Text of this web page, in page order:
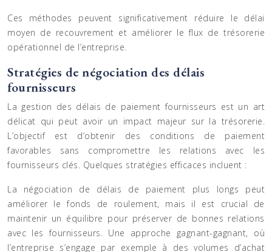
Ces méthodes peuvent significativement réduire le délai
moyen de recouvrement et améliorer le flux de trésorerie
opérationnel de l’entreprise.
Stratégies de négociation des délais
fournisseurs
La gestion des délais de paiement fournisseurs est un art
délicat qui peut avoir un impact majeur sur la trésorerie.
L’objectif est d’obtenir des conditions de paiement
favorables sans compromettre les relations avec les
fournisseurs clés. Quelques stratégies efficaces incluent :
La négociation de délais de paiement plus longs peut
améliorer le fonds de roulement, mais il est crucial de
maintenir un équilibre pour préserver de bonnes relations
avec les fournisseurs. Une approche gagnant-gagnant, où
l’entreprise s’engage par exemple à des volumes d’achat